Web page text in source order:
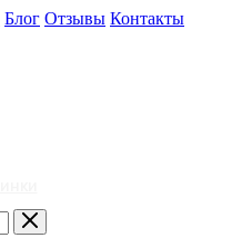
Блог Отзывы Контакты